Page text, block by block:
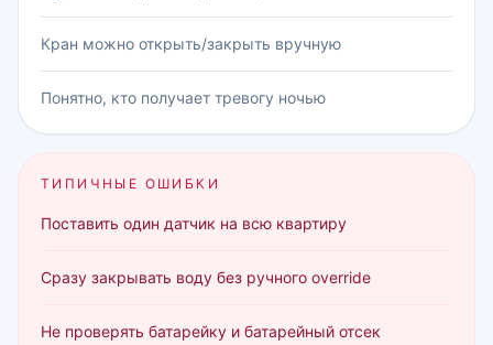
Кран можно открыть/закрыть вручную
Понятно, кто получает тревогу ночью
ТИПИЧНЫЕ ОШИБКИ
Поставить один датчик на всю квартиру
Сразу закрывать воду без ручного override
Не проверять батарейку и батарейный отсек